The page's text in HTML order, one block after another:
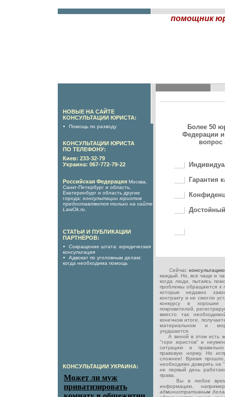
помощник
НОВЫЕ НА САЙТЕ
КОНСУЛЬТАЦИИ ЮРИСТА:
Помощь по разводу
КОНСУЛЬТАЦИИ ЮРИСТА
ПО ТЕЛЕФОНУ:
Киев: 233-32-79
Украина: 067-772-79-22
Российская Федерация Москва,
Санкт-Петербург и область,
Екатеринбург и область другие
города: консультации юристов
предоставляются только на сайте
LawOk.ru
СТАТЬИ И ПУБЛИКАЦИИ
ПАРТНЁРОВ:
Сокращение штата: юридическая
консультация
Адвокат по уголовным делам:
когда необходима помощь
КОНСУЛЬТАЦИИ УКРАИНА:
Более 50
Федерации
вопрос
Гарантия
Сейчас
каждый. Но, все чаще и
когда люди, пытаясь
проблемы обращаются к
которые недавно
контракту и не смогли
конкурсу в
покровителей,
вместо так
конечном итоге,
материальном и
ухудшается.
А виной в этом есть
"горе юристов" и
ситуацию и
правовую норму. Но
сложнее! Время
необходимо доверять не
не первый день
права.
Вы в любое время
информацию,
административным